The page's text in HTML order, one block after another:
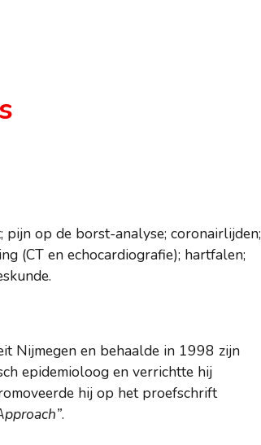
pijn op de borst-analyse; coronairlijden;
(CT en echocardiografie); hartfalen;
Nijmegen en behaalde in 1998 zijn
epidemioloog en verrichtte hij
hij op het proefschrift
.